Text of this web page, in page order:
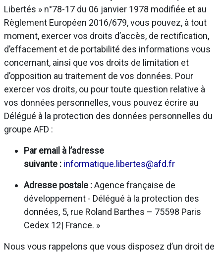
Libertés » n°78-17 du 06 janvier 1978 modifiée et au
Règlement Européen 2016/679, vous pouvez, à tout
moment, exercer vos droits d’accès, de rectification,
d’effacement et de portabilité des informations vous
concernant, ainsi que vos droits de limitation et
d’opposition au traitement de vos données. Pour
exercer vos droits, ou pour toute question relative à
vos données personnelles, vous pouvez écrire au
Délégué à la protection des données personnelles du
groupe AFD :
Par email à l’adresse
suivante : informatique.libertes@afd.fr
Adresse postale :Agence française de
développement - Délégué à la protection des
données, 5, rue Roland Barthes – 75598 Paris
Cedex 12| France. »
Nous vous rappelons que vous disposez d’un droit de